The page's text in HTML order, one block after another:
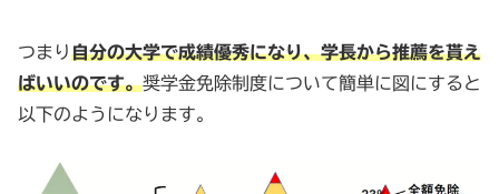
つまり自分の大学で成績優秀になり、学長から推薦を貰え
ばいいのです。奨学金免除制度について簡単に図にすると
以下のようになります。